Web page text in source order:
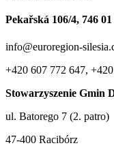
Pekařská 106/4, 746
info@euroregion-
+420 607 772 647,
Stowarzyszenie Gmin
ul. Batorego 7 (2. patro)
47-400 Racibórz